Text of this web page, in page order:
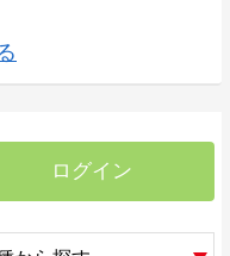
ログイン